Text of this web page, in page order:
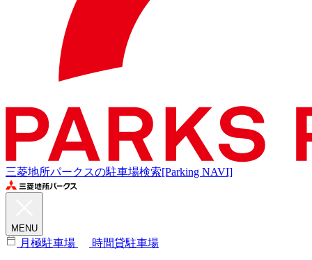
三菱地所パークスの駐車場検索[Parking NAVI]
MENU
月極駐車場 時間貸駐車場